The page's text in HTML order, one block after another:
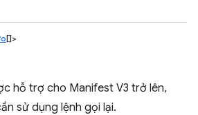
[]>
hỗ trợ cho Manifest V3 trở lên,
sử dụng lệnh gọi lại.